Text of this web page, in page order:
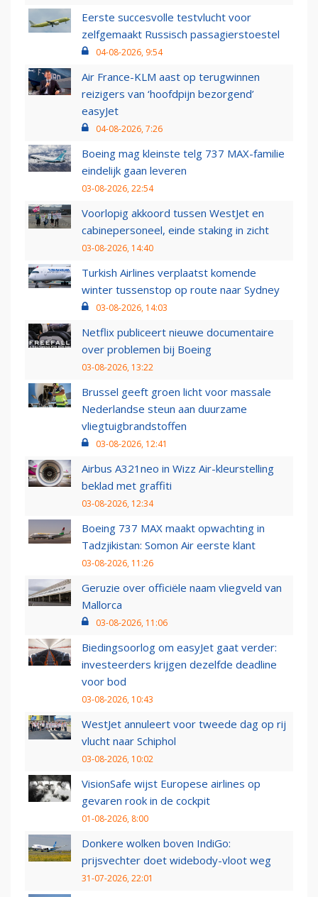
Eerste succesvolle testvlucht voor
zelfgemaakt Russisch passagierstoestel
04-08-2026, 9:54
Air France-KLM aast op terugwinnen
reizigers van ‘hoofdpijn bezorgend’
easyJet
04-08-2026, 7:26
Boeing mag kleinste telg 737 MAX-familie
eindelijk gaan leveren
03-08-2026, 22:54
Voorlopig akkoord tussen WestJet en
cabinepersoneel, einde staking in zicht
03-08-2026, 14:40
Turkish Airlines verplaatst komende
winter tussenstop op route naar Sydney
03-08-2026, 14:03
Netflix publiceert nieuwe documentaire
over problemen bij Boeing
03-08-2026, 13:22
Brussel geeft groen licht voor massale
Nederlandse steun aan duurzame
vliegtuigbrandstoffen
03-08-2026, 12:41
Airbus A321neo in Wizz Air-kleurstelling
beklad met graffiti
03-08-2026, 12:34
Boeing 737 MAX maakt opwachting in
Tadzjikistan: Somon Air eerste klant
03-08-2026, 11:26
Geruzie over officiële naam vliegveld van
Mallorca
03-08-2026, 11:06
Biedingsoorlog om easyJet gaat verder:
investeerders krijgen dezelfde deadline
voor bod
03-08-2026, 10:43
WestJet annuleert voor tweede dag op rij
vlucht naar Schiphol
03-08-2026, 10:02
VisionSafe wijst Europese airlines op
gevaren rook in de cockpit
01-08-2026, 8:00
Donkere wolken boven IndiGo:
prijsvechter doet widebody-vloot weg
31-07-2026, 22:01